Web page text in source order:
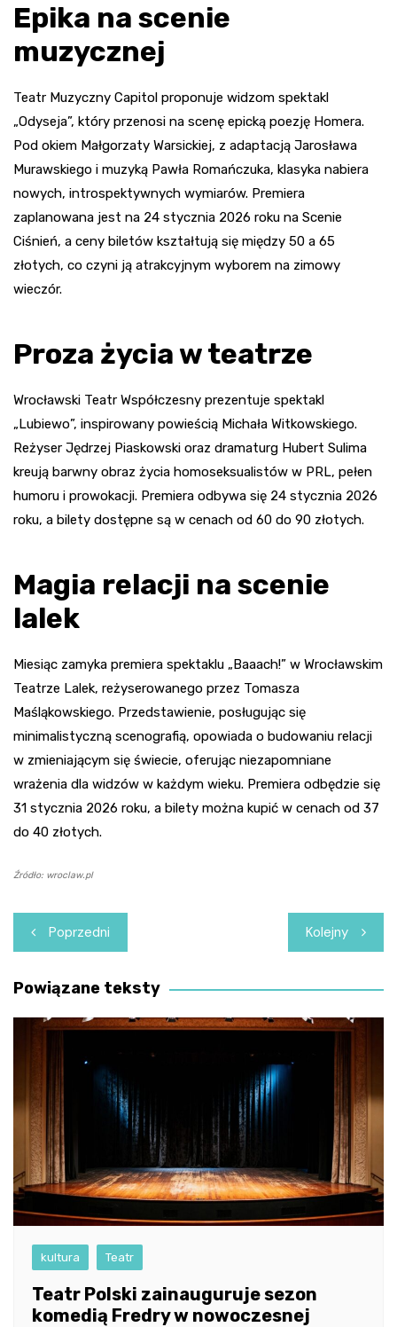
Epika na scenie
muzycznej
Teatr Muzyczny Capitol proponuje widzom spektakl
„Odyseja”, który przenosi na scenę epicką poezję Homera.
Pod okiem Małgorzaty Warsickiej, z adaptacją Jarosława
Murawskiego i muzyką Pawła Romańczuka, klasyka nabiera
nowych, introspektywnych wymiarów. Premiera
zaplanowana jest na 24 stycznia 2026 roku na Scenie
Ciśnień, a ceny biletów kształtują się między 50 a 65
złotych, co czyni ją atrakcyjnym wyborem na zimowy
wieczór.
Proza życia w teatrze
Wrocławski Teatr Współczesny prezentuje spektakl
„Lubiewo”, inspirowany powieścią Michała Witkowskiego.
Reżyser Jędrzej Piaskowski oraz dramaturg Hubert Sulima
kreują barwny obraz życia homoseksualistów w PRL, pełen
humoru i prowokacji. Premiera odbywa się 24 stycznia 2026
roku, a bilety dostępne są w cenach od 60 do 90 złotych.
Magia relacji na scenie
lalek
Miesiąc zamyka premiera spektaklu „Baaach!” w Wrocławskim
Teatrze Lalek, reżyserowanego przez Tomasza
Maśląkowskiego. Przedstawienie, posługując się
minimalistyczną scenografią, opowiada o budowaniu relacji
w zmieniającym się świecie, oferując niezapomniane
wrażenia dla widzów w każdym wieku. Premiera odbędzie się
31 stycznia 2026 roku, a bilety można kupić w cenach od 37
do 40 złotych.
Źródło: wroclaw.pl
Nawigacja
wpisu
Poprzedni Kolejny
Powiązane teksty
kultura Teatr
Teatr Polski zainauguruje sezon
komedią Fredry w nowoczesnej